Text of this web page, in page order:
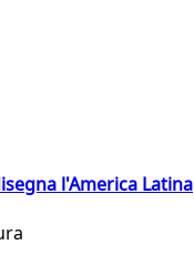
l'America Latina